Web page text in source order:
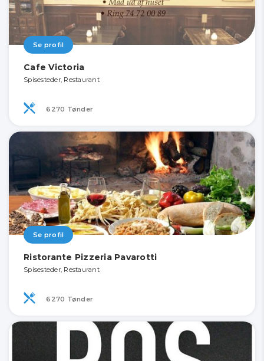
Se profil
Cafe Victoria
Spisesteder, Restaurant
6270 Tønder
Se profil
Ristorante Pizzeria Pavarotti
Spisesteder, Restaurant
6270 Tønder